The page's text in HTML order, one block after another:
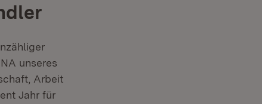
unseres
Arbeit
Jahr für